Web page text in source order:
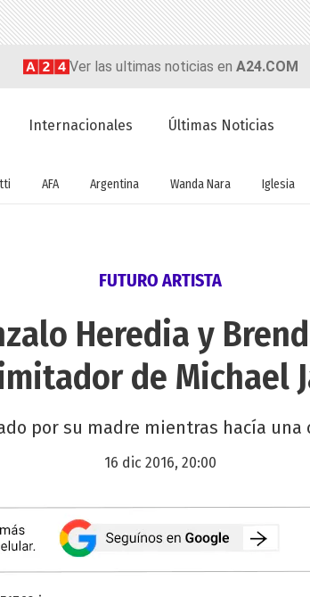
Ver las ultimas noticias en A24.COM
Internacionales Últimas Noticias
AFA Argentina Wanda Nara Iglesia
FUTURO ARTISTA
Heredia y
de Michael
por su madre mientras hacía una
16 dic 2016, 20:00